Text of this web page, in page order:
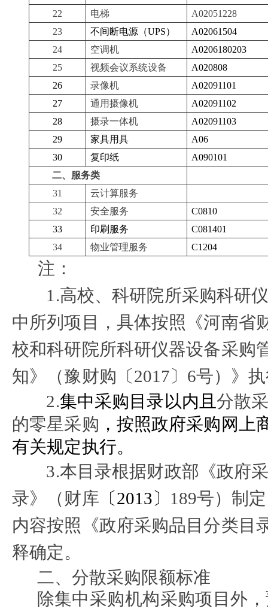
22
电梯
A02051228
23
不间断电源（UPS）
A02061504
24
空调机
A0206180203
25
视频会议系统设备
A020808
26
录像机
A02091101
27
通用摄像机
A02091102
28
摄录一体机
A02091103
29
家具用具
A06
30
复印纸
A090101
二、服务类
31
云计算服务
32
安全服务
C0810
33
印刷服务
C081401
34
物业管理服务 C1204
注：
1.高校、科研院所采购科研
中所列项目，具体按照 《河南省
校和科研院所科研仪器设备采购
知》（豫财购 〔2017〕 6号） 》
2.集中采购目录以内且 分散
的零星采购 ，按照政府采购网上
有关规定执行。
3.本目录根据财政部《政府
录》（财库 〔2013〕 189号）制
内容按照《政府采购品目分类目
释确定。
二、分散采购限额标准
除集中采购机构采购项目外